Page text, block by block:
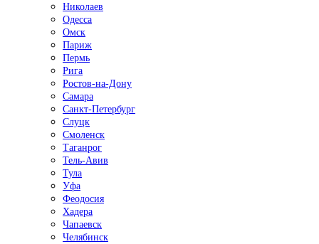
Николаев
Одесса
Омск
Париж
Пермь
Рига
Ростов-на-Дону
Самара
Санкт-Петербург
Слуцк
Смоленск
Таганрог
Тель-Авив
Тула
Уфа
Феодосия
Хадера
Чапаевск
Челябинск